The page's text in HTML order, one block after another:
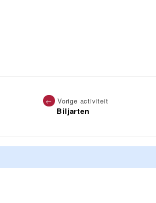
← Vorige activiteit
Biljarten